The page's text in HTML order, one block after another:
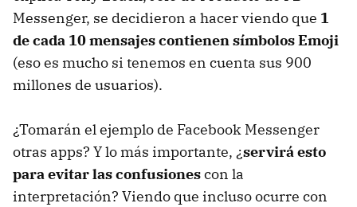
Messenger, se decidieron a hacer viendo que 1
de cada 10 mensajes contienen símbolos Emoji
(eso es mucho si tenemos en cuenta sus 900
millones de usuarios).
¿Tomarán el ejemplo de Facebook Messenger
otras apps? Y lo más importante, ¿servirá esto
para evitar las confusionescon la
interpretación? Viendo que incluso ocurre con